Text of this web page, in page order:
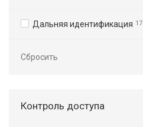
Дальняя идентификация 17
Сбросить
Контроль доступа